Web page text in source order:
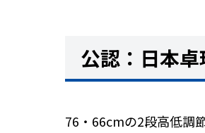
公認：日本
76・66cmの2段高低調